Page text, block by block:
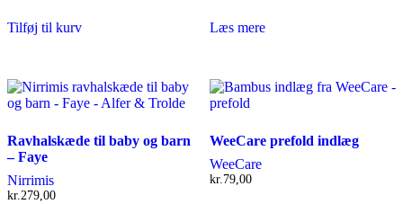
Tilføj til kurv Læs mere
Ravhalskæde til baby og barn
– Faye
Nirrimis
kr.279,00
WeeCare prefold indlæg
WeeCare
kr.79,00